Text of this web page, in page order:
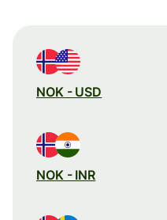
NOK - USD
NOK - INR